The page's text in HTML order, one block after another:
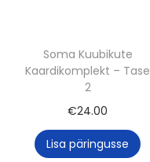
Soma Kuubikute
Kaardikomplekt – Tase
2
€24.00
Lisa päringusse